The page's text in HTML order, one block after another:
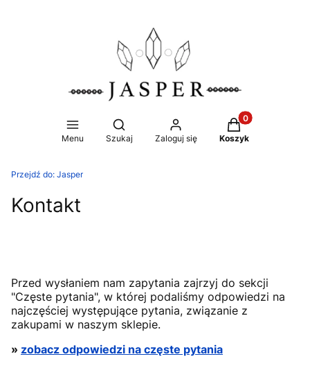
Menu
Otwórz wyszukiwarkę
Szukaj Zaloguj się
Produkty w
Koszyk
Przejdź do: Jasper
Kontakt
Przed wysłaniem nam zapytania zajrzyj do sekcji
"Częste pytania", w której podaliśmy odpowiedzi na
najczęściej występujące pytania, związanie z
zakupami w naszym sklepie.
» zobacz odpowiedzi na częste pytania